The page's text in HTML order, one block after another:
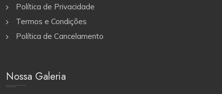
Política de Privacidade
Termos e Condições
Política de Cancelamento
Nossa Galeria